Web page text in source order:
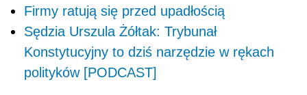
Firmy ratują się przed upadłością
Sędzia Urszula Żółtak: Trybunał
Konstytucyjny to dziś narzędzie w rękach
polityków [PODCAST]